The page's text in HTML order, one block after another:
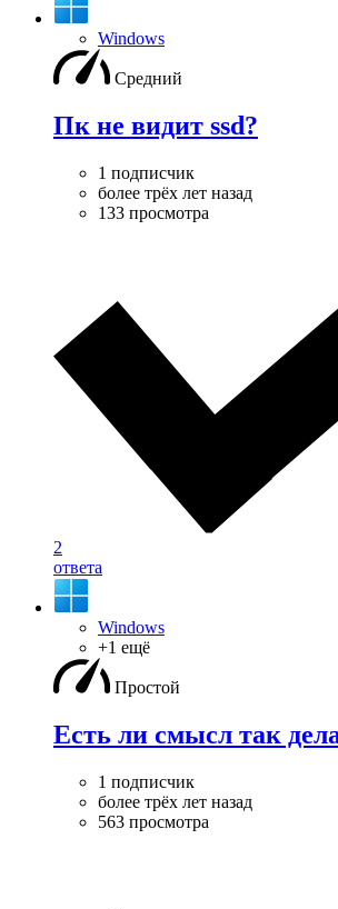
Windows
Средний
Пк не видит ssd?
1 подписчик
более трёх лет назад
133 просмотра
2
ответа
Windows
+1 ещё
Простой
Есть ли смысл так
1 подписчик
более трёх лет назад
563 просмотра